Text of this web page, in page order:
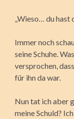
„Wieso… du hast
Immer noch
seine Schuhe.
versprochen,
für ihn da war.
Nun tat ich aber
meine Schuld?